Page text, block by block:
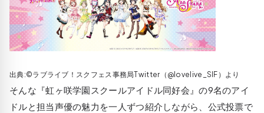
出典:©ラブライブ！スクフェス事務局Twitter‏（@lovelive_SIF）より
そんな『虹ヶ咲学園スクールアイドル同好会』の9名のアイ
ドルと担当声優の魅力を一人ずつ紹介しながら、公式投票で